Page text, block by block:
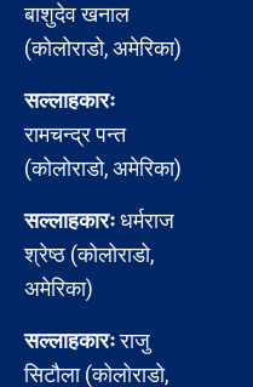
बाशुदेव खनाल
(कोलोराडो, अमेरिका)
सल्लाहकारः
रामचन्द्र पन्त
(कोलोराडो, अमेरिका)
सल्लाहकारःधर्मराज
श्रेष्ठ (कोलोराडो,
अमेरिका)
सल्लाहकारःराजु
सिटौला (कोलोराडो,